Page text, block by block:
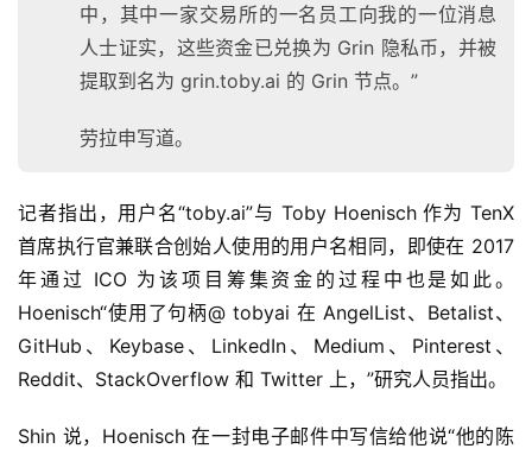
中，其中一家交易所的一名员工向我的一位消息
人士证实，这些资金已兑换为 Grin 隐私币，并被
提取到名为 grin.toby.ai 的 Grin 节点。”
劳拉申写道。
记者指出，用户名“toby.ai”与 Toby Hoenisch 作为 TenX
首席执行官兼联合创始人使用的用户名相同，即使在 2017
年通过 ICO 为该项目筹集资金的过程中也是如此。
Hoenisch“使用了句柄@ tobyai 在 AngelList、Betalist、
GitHub、Keybase、LinkedIn、Medium、Pinterest、
Reddit、StackOverflow 和 Twitter 上，”研究人员指出。
Shin 说，Hoenisch 在一封电子邮件中写信给他说“他的陈